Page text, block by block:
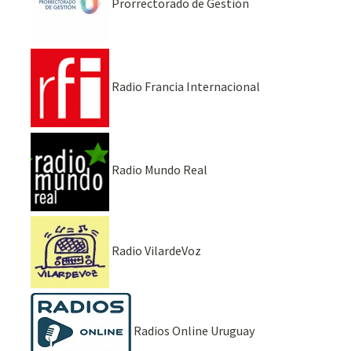
Radio Francia Internacional
Radio Mundo Real
Radio VilardeVoz
Radios Online Uruguay